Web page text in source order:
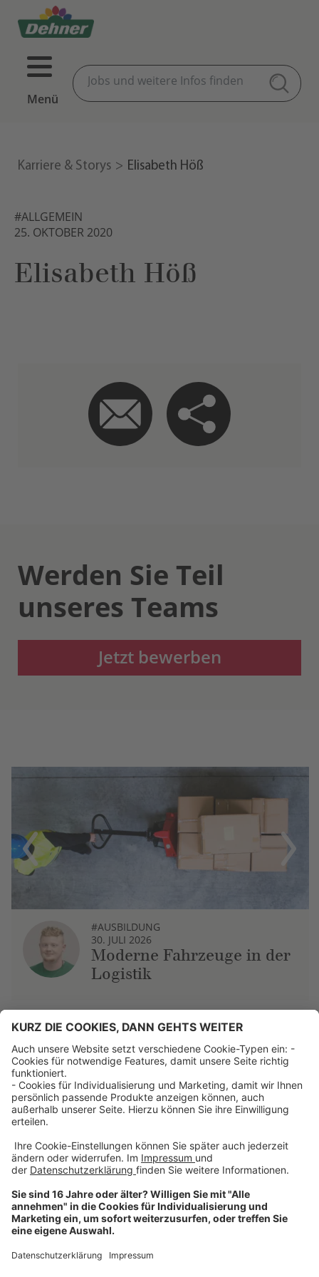
Menü
Karriere & Storys Elisabeth Höß
#ALLGEMEIN
25. OKTOBER 2020
Elisabeth Höß
Werden Sie Teil
unseres Teams
Jetzt bewerben
Previous
#AUSBILDUNG
30. JULI 2026
Moderne Fahrzeuge in der
Logistik
Next
Über uns
Dehner Unternehmen
Jobs bei Dehner